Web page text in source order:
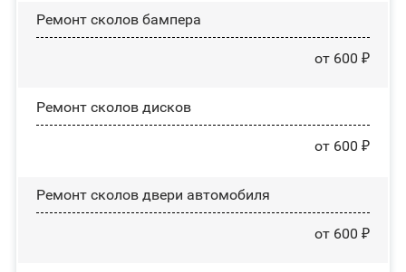
Ремонт сколов бампера
от 600 ₽
Ремонт сколов дисков
от 600 ₽
Ремонт сколов двери автомобиля
от 600 ₽